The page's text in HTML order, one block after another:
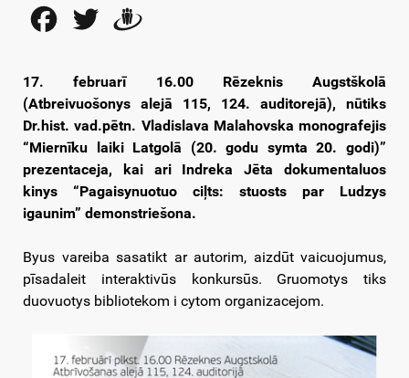
FacebookTwitter
17. februarī 16.00 Rēzeknis Augstškolā
(Atbreivuošonys alejā 115, 124. auditorejā), nūtiks
Dr.hist. vad.pētn. Vladislava Malahovska monografejis
“Miernīku laiki Latgolā (20. godu symta 20. godi)”
prezentaceja, kai ari Indreka Jēta dokumentaluos
kinys “Pagaisynuotuo ciļts: stuosts par Ludzys
igaunim” demonstriešona.
Byus vareiba sasatikt ar autorim, aizdūt vaicuojumus,
pīsadaleit interaktivūs konkursūs. Gruomotys tiks
duovuotys bibliotekom i cytom organizacejom.